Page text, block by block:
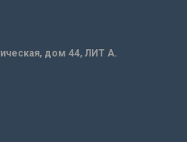
дом 44, ЛИТ А.